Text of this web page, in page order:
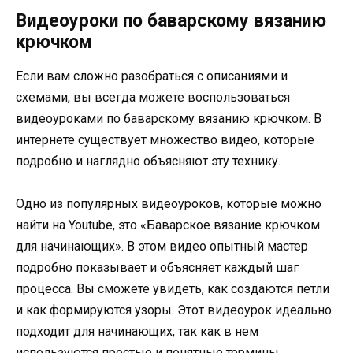
Видеоуроки по баварскому вязанию
крючком
Если вам сложно разобраться с описаниями и
схемами, вы всегда можете воспользоваться
видеоуроками по баварскому вязанию крючком. В
интернете существует множество видео, которые
подробно и наглядно объясняют эту технику.
Одно из популярных видеоуроков, которые можно
найти на Youtube, это «Баварское вязание крючком
для начинающих». В этом видео опытный мастер
подробно показывает и объясняет каждый шаг
процесса. Вы сможете увидеть, как создаются петли
и как формируются узоры. Этот видеоурок идеально
подходит для начинающих, так как в нем